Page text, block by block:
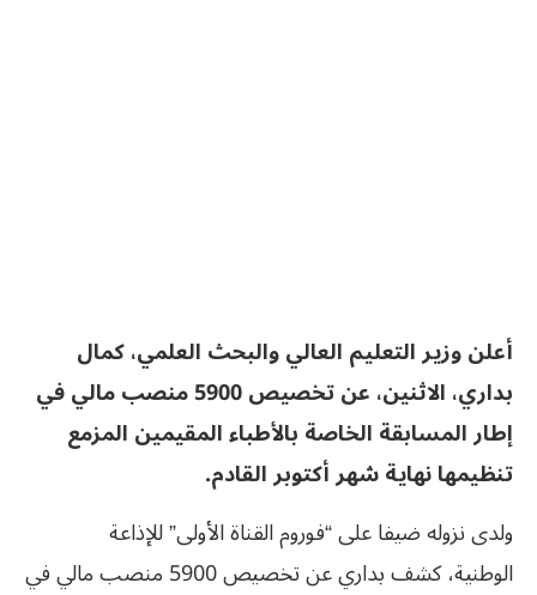
أعلن وزير التعليم العالي والبحث العلمي، كمال
بداري، الاثنين، عن تخصيص 5900 منصب مالي في
إطار المسابقة الخاصة بالأطباء المقيمين المزمع
تنظيمها نهاية شهر أكتوبر القادم.
ولدى نزوله ضيفا على “فوروم القناة الأولى” للإذاعة
الوطنية، كشف بداري عن تخصيص 5900 منصب مالي في